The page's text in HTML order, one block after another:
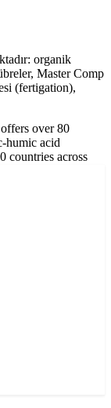
organik
Master Comp
(fertigation),
over 80
humic acid
countries across